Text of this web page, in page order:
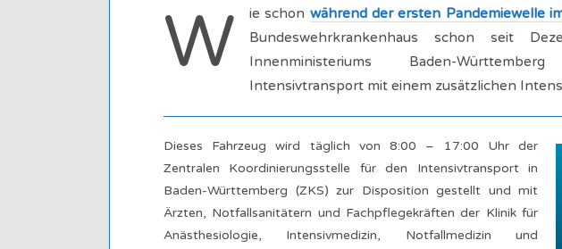
W ie schon während der ersten Pandemiewelle
Bundeswehrkrankenhaus schon seit
Innenministeriums Baden-
Intensivtransport mit einem zusätzlichen
Dieses Fahrzeug wird täglich von 8:00 – 17:00 Uhr der
Zentralen Koordinierungsstelle für den Intensivtransport in
Baden-Württemberg (ZKS) zur Disposition gestellt und mit
Ärzten, Notfallsanitätern und Fachpflegekräften der Klinik für
Anästhesiologie, Intensivmedizin, Notfallmedizin und